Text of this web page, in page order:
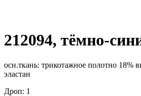
212094, тёмно-
осн.ткань: трикотажное полотно 18%
эластан
Дроп: 1